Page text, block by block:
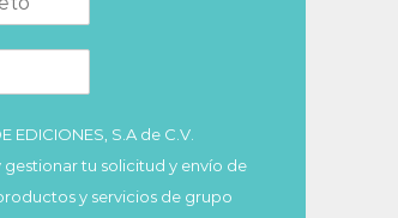
EDICIONES, S.A de C.V.
gestionar tu solicitud y envío de
y servicios de grupo